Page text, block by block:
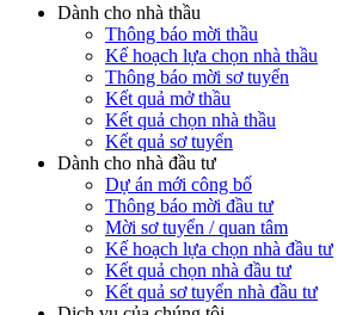
Dành cho nhà thầu
Thông báo mời thầu
Kế hoạch lựa chọn nhà thầu
Thông báo mời sơ tuyển
Kết quả mở thầu
Kết quả chọn nhà thầu
Kết quả sơ tuyển
Dành cho nhà đầu tư
Dự án mới công bố
Thông báo mời đầu tư
Mời sơ tuyển / quan tâm
Kế hoạch lựa chọn nhà đầu tư
Kết quả chọn nhà đầu tư
Kết quả sơ tuyển nhà đầu tư